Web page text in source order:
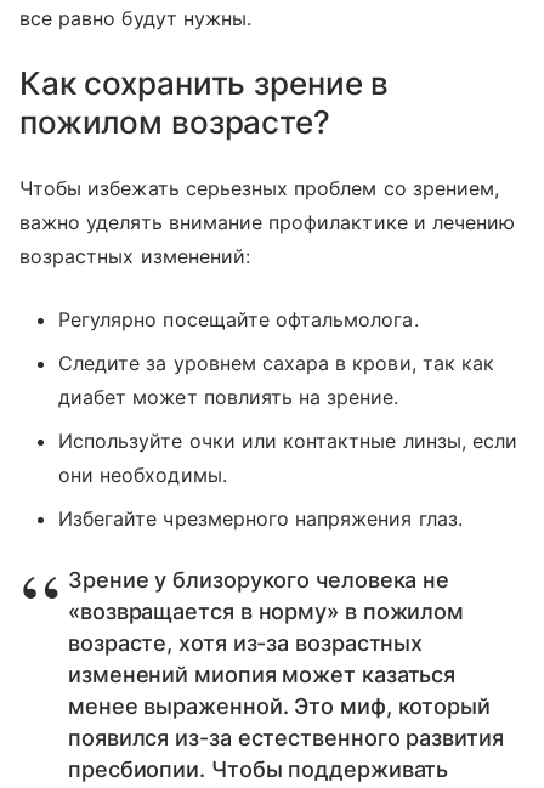
все равно будут нужны.
Как сохранить зрение в
пожилом возрасте?
Чтобы избежать серьезных проблем со зрением,
важно уделять внимание профилактике и лечению
возрастных изменений:
Регулярно посещайте офтальмолога.
Следите за уровнем сахара в крови, так как
диабет может повлиять на зрение.
Используйте очки или контактные линзы, если
они необходимы.
Избегайте чрезмерного напряжения глаз.
Зрение у близорукого человека не
«возвращается в норму» в пожилом
возрасте, хотя из-за возрастных
изменений миопия может казаться
менее выраженной. Это миф, который
появился из-за естественного развития
пресбиопии. Чтобы поддерживать